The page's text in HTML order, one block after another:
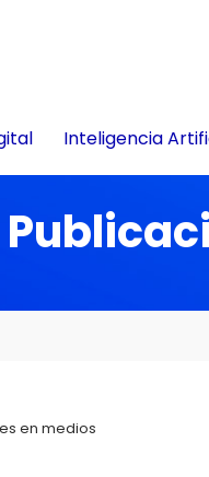
Inteligencia
en medios